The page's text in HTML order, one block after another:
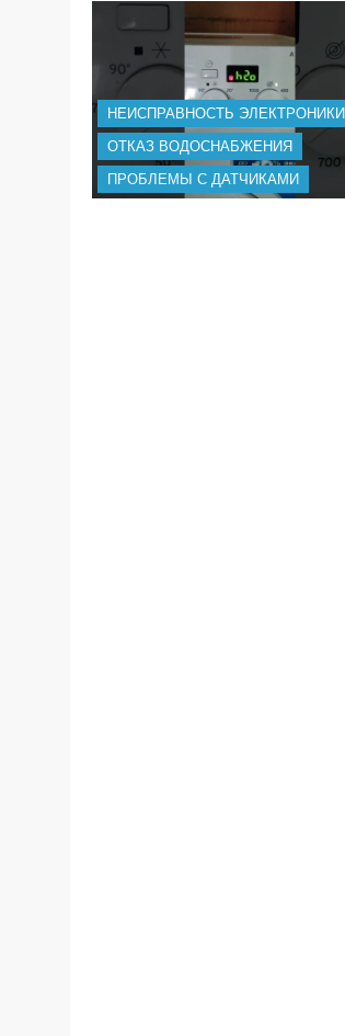
НЕИСПРАВНОСТЬ ЭЛЕКТРОНИКИ
ОТКАЗ ВОДОСНАБЖЕНИЯ
ПРОБЛЕМЫ С ДАТЧИКАМИ